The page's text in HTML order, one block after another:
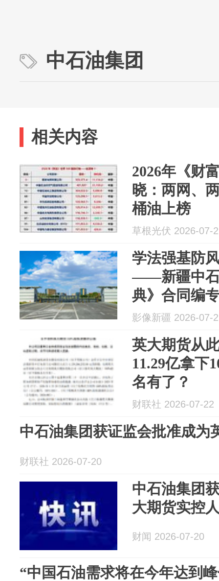
中石油集团
相关内容
2026年《财
晓：两网、
桶油上榜
草根光伏 2026-07-
学法强基防
——新疆中石
典》合同编
影像新疆 2026-07-
英大期货从
11.29亿拿下
名有了？
财联社 2026-07-22
中石油集团获证监会批准成为
财联社 2026-07-20
中石油集团
大期货实控
财闻 2026-07-20
“中国石油需求将在今年达到